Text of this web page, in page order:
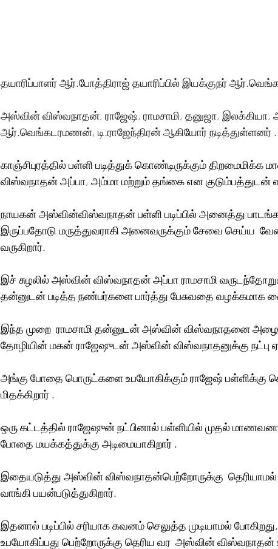
தயாரிப்பாளர் ஆர்.போத்திராஜ் தயாரிப்பில் இயக்குநர்
அஸ்வின் விஸ்வநாதன், ராஜேஷ், ராமசாமி, தனுஜா,
ஆர்.வெங்கடரமணன், டி.ராஜேந்திரன் ஆகியோர் நடித்துள்ளனர் .
காஞ்சிபுரத்தில் பள்ளி படித்துக் கொண்டிருக்கும்
விஸ்வநாதன் அப்பா, அம்மா மற்றும் தங்கை என குடும்பத்துடன்
நாயகன் அஸ்வின்விஸ்வநாதன் பள்ளி படிப்பில் அனைத்து
இருப்பதோடு மருத்துவராகி அனைவருக்கும் சேவை செய்ய
வருகிறார்.
இச் சுழலில் அஸ்வின் விஸ்வநாதன் அப்பா ராமசாமி
தன்னுடன் படித்த நண்பர்களை பார்த்து பேசுவதை வழக்கமாக
இந்த முறை  ராமசாமி தன்னுடன் அஸ்வின் விஸ்வநாதனை
தோழியின் மகன் ராஜேஷுடன் அஸ்வின் விஸ்வநாதனுக்கு நட்பு
அங்கு போதை பொருட்களை உபயோகிக்கும் ராஜேஷ் பள்ளிக்கு
மிதக்கிறார் .
ஒரு கட்டத்தில் ராஜேஷுன் நட்பினால் பள்ளியில் முதல்
போதை மயக்கத்துக்கு அடிமையாகிறார் .
இதையடுத்து அஸ்வின் விஸ்வநாதன்பெற்றோருக்கு
வாங்கி பயன்படுத்துகிறார்.
இதனால் படிப்பில் சரியாக கவனம் செலுத்த முடியாமல்
உபயோகிப்பது பெற்றோருக்கு தெரிய வர  அஸ்வின் விஸ்வநாதன்